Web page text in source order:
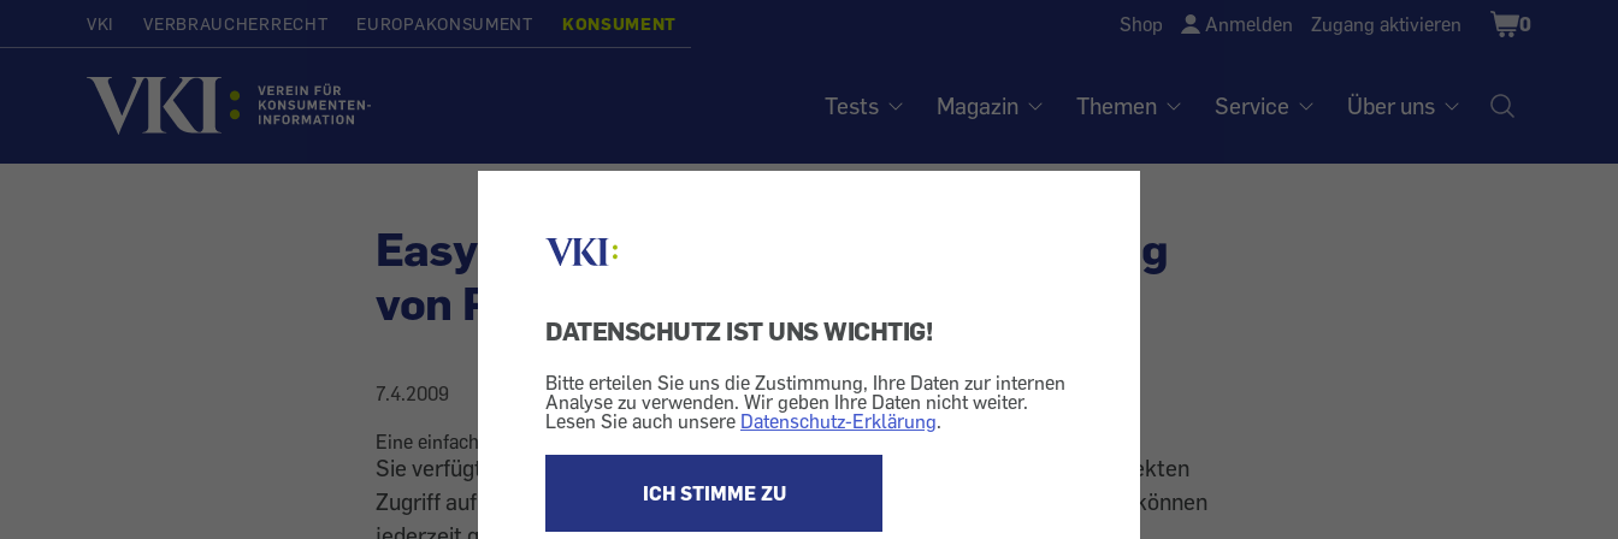
DATENSCHUTZ IST UNS WICHTIG!
Bitte erteilen Sie uns die Zustimmung, Ihre Daten zur internen
Analyse zu verwenden. Wir geben Ihre Daten nicht weiter.
Lesen Sie auch unsere Datenschutz-Erklärung.
ICH STIMME ZU
VKI VERBRAUCHERRECHT EUROPAKONSUMENT KONSUMENT Shop Anmelden Zugang aktivieren
Shopping
Cart
0
Startseite
Tests Magazin Themen Service Über uns
EasyZapper: Universalfernbedienung
von Philips - Praktische Alternative
7.4.2009
Eine einfache, kleine Universal-Fernbedienung bietet Philips mit dem EasyZapper.
Sie verfügt über vier Zusatztasten plus eine Taste „Programm 1“, die einen direkten
Zugriff auf die (fünf) Lieblingssender ermöglichen. Diese sind frei wählbar und können